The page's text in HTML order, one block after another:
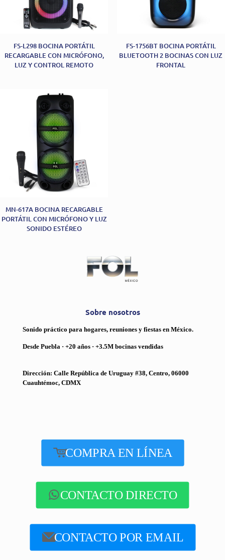
FS-L298 BOCINA PORTÁTIL
RECARGABLE CON MICRÓFONO,
LUZ Y CONTROL REMOTO
FS-1756BT BOCINA PORTÁTIL
BLUETOOTH 2 BOCINAS CON LUZ
FRONTAL
MN-617A BOCINA RECARGABLE
PORTÁTIL CON MICRÓFONO Y LUZ
SONIDO ESTÉREO
Sobre nosotros
Sonido práctico para hogares, reuniones y fiestas en México.
Desde Puebla · +20 años · +3.5M bocinas vendidas
Dirección: Calle República de Uruguay #38, Centro, 06000
Cuauhtémoc, CDMX
COMPRA EN LÍNEA
CONTACTO DIRECTO
CONTACTO POR EMAIL